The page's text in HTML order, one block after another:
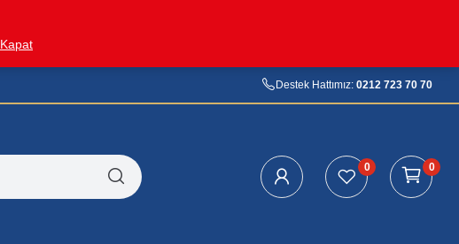
Kapat
Destek Hattımız: 0212 723 70 70
0 0